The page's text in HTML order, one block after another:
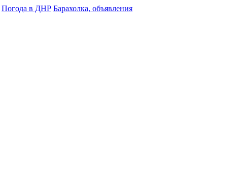
Погода в ДНР Барахолка, объявления